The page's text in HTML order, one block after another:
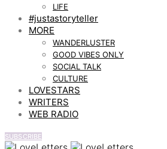
LIFE
#justastoryteller
MORE
WANDERLUSTER
GOOD VIBES ONLY
SOCIAL TALK
CULTURE
LOVESTARS
WRITERS
WEB RADIO
SUBSCRIBE